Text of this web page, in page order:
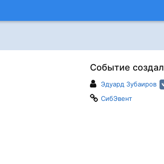
Событие создал
Эдуард Зубаиров
СибЭвент